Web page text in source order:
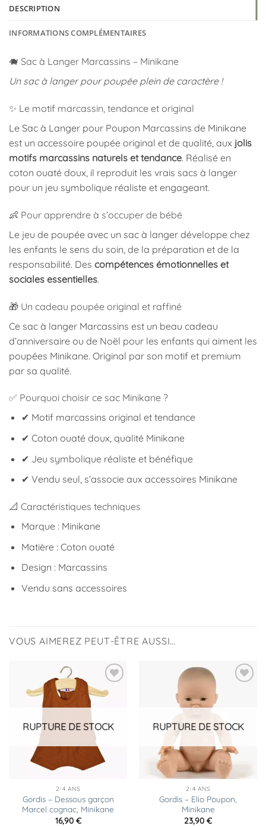
DESCRIPTION
INFORMATIONS COMPLÉMENTAIRES
🐗 Sac à Langer Marcassins – Minikane
Un sac à langer pour poupée plein de caractère !
✨ Le motif marcassin, tendance et original
Le Sac à Langer pour Poupon Marcassins de Minikane
est un accessoire poupée original et de qualité, aux jolis
motifs marcassins naturels et tendance. Réalisé en
coton ouaté doux, il reproduit les vrais sacs à langer
pour un jeu symbolique réaliste et engageant.
👶 Pour apprendre à s’occuper de bébé
Le jeu de poupée avec un sac à langer développe chez
les enfants le sens du soin, de la préparation et de la
responsabilité. Des compétences émotionnelles et
sociales essentielles.
🎁 Un cadeau poupée original et raffiné
Ce sac à langer Marcassins est un beau cadeau
d’anniversaire ou de Noël pour les enfants qui aiment les
poupées Minikane. Original par son motif et premium
par sa qualité.
✅ Pourquoi choisir ce sac Minikane ?
✔ Motif marcassins original et tendance
✔ Coton ouaté doux, qualité Minikane
✔ Jeu symbolique réaliste et bénéfique
✔ Vendu seul, s’associe aux accessoires Minikane
📐 Caractéristiques techniques
Marque : Minikane
Matière : Coton ouaté
Design : Marcassins
Vendu sans accessoires
VOUS AIMEREZ PEUT-ÊTRE AUSSI…
Ajouter
à la
RUPTURE DE STOCK
2-4 ANS
Gordis – Dessous garçon
Marcel cognac, Minikane
16,90 €
RUPTURE DE STOCK
2-4 ANS
Gordis – Elio Poupon,
Minikane
23,90 €